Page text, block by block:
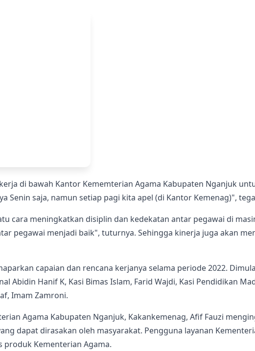
di bawah Kantor Kememterian Agama Kabupaten Nganjuk
saja, namun setiap pagi kita apel (di Kantor Kemenag)",
cara meningkatkan disiplin dan kedekatan antar pegawai di
pegawai menjadi baik", tuturnya. Sehingga kinerja juga akan
capaian dan rencana kerjanya selama periode 2022.
Abidin Hanif K, Kasi Bimas Islam, Farid Wajdi, Kasi Pendidikan
Imam Zamroni.
Agama Kabupaten Nganjuk, Kakankemenag, Afif Fauzi
dapat dirasakan oleh masyarakat. Pengguna layanan
produk Kementerian Agama.